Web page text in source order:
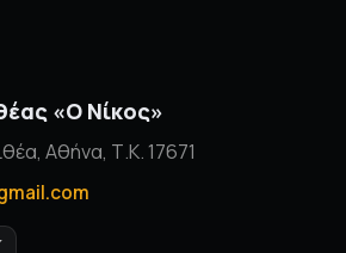
«Ο Νίκος»
Αθήνα, Τ.Κ. 17671